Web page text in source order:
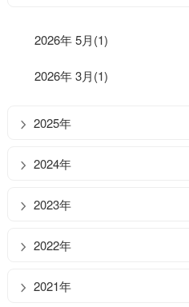
2026年 5月(1)
2026年 3月(1)
2025年
2024年
2023年
2022年
2021年